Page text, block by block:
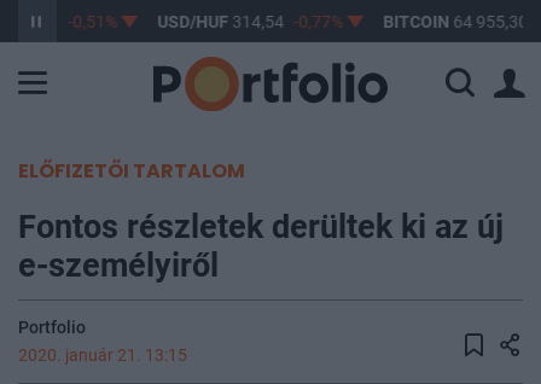
363,53 -0,51% USD/HUF314,54 -0,77% BITCOIN 64 955,30
ELŐFIZETŐI TARTALOM
Fontos részletek derültek ki az új
e-személyiről
Portfolio
2020. január 21. 13:15